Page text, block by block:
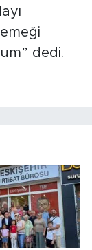
dedi.